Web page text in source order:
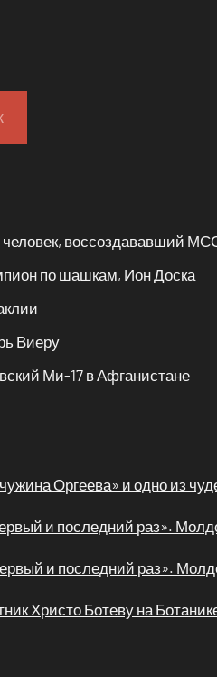
человек, воссоздававший
по шашкам, Ион Доска
Виеру
Ми-17 в Афганистане
Оргеева» и одно из
и последний раз».
и последний раз».
Христо Ботеву на